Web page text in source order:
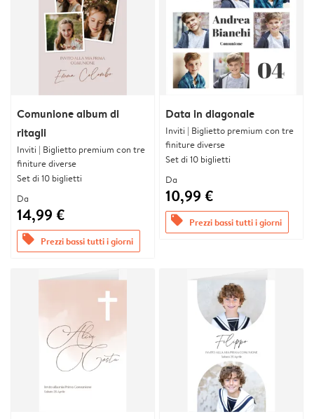
Comunione album di
ritagli
Inviti | Biglietto premium con tre
finiture diverse
Set di 10 biglietti
Da
14,99 €
offers Prezzi bassi tutti i giorni
Data in diagonale
Inviti | Biglietto premium con tre
finiture diverse
Set di 10 biglietti
Da
10,99 €
offers Prezzi bassi tutti i giorni